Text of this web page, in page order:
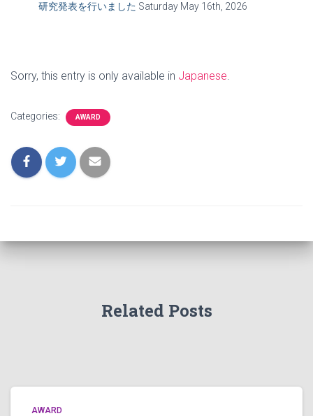
研究発表を行いました Saturday May 16th, 2026
Sorry, this entry is only available in Japanese.
Categories: AWARD
Related Posts
AWARD